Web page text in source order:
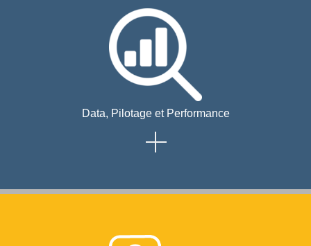
Data, Pilotage et Performance